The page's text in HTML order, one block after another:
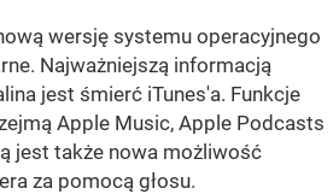
wersję systemu operacyjnego
Najważniejszą informacją
jest śmierć iTunes'a. Funkcje
Apple Music, Apple Podcasts
jest także nowa możliwość
za pomocą głosu.